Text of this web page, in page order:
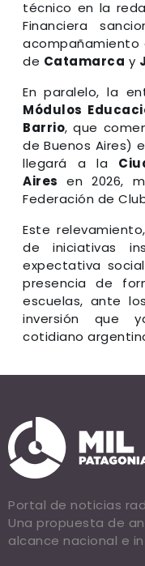
técnico en la
Financiera
acompañamiento
de Catamarca y
En paralelo, la
Módulos
Barrio, que
de Buenos Aires)
llegará a la
Aires en 2026,
Federación de
Este
de iniciativas
expectativa
presencia de
escuelas, ante
inversión que
cotidiano
Portal de noticias
Una propuesta de
alcance nacional e